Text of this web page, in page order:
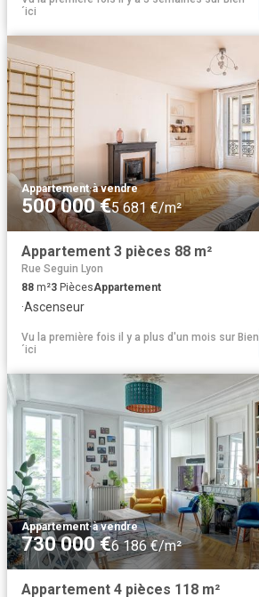
´ici
Appartement·à vendre
500 000 €5 681 €/m²
Appartement 3 pièces 88 m²
Rue Seguin Lyon
88 m²3 PiècesAppartement
·Ascenseur
Vu la première fois il y a plus d'un mois sur Bien
´ici
Appartement·à vendre
730 000 €6 186 €/m²
Appartement 4 pièces 118 m²